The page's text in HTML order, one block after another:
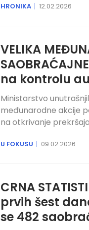
HRONIKA 12.02.2026
VELIKA
na kontrolu
Ministarstvo
međunarodne akcije
na otkrivanje
U FOKUSU 09.02.2026
CRNA
prvih šest
se 482